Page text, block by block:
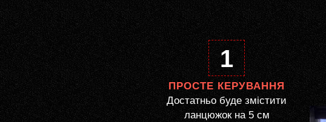
1
ПРОСТЕ КЕРУВАННЯ
Достатньо буде змістити
ланцюжок на 5 см